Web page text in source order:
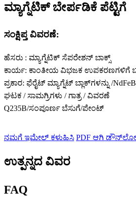
ಮ್ಯಾಗ್ನೆಟಿಕ್ ಬೇರ್ಪಡಿಕೆ ಪೆಟ್ಟಿಗೆ
ಸಂಕ್ಷಿಪ್ತ ವಿವರಣೆ:
ಹೆಸರು : ಮ್ಯಾಗ್ನೆಟಿಕ್ ಸೆಪರೇಶನ್ ಬಾಕ್ಸ್
ಕಾರ್ಯ: ಕಾಂತೀಯ ವಿಭಜಕ ಉಪಕರಣಗಳಿಗೆ
ಪ್ರಕಾರ: ಫೆರೈಟ್ ಮ್ಯಾಗ್ನೆಟ್ ಬ್ಲಾಕ್‌ಗಳನ್ನು /
ಘಟಕ / ಸಾಮಗ್ರಿಗಳು / ಗಾತ್ರ / ವಿವರಣೆ
Q235B/ಸಂಪೂರ್ಣ ಬೆಸುಗೆ/ಪೇಂಟ್
ನಮಗೆ ಇಮೇಲ್ ಕಳುಹಿಸಿ PDF ಆಗಿ
ಉತ್ಪನ್ನದ ವಿವರ
FAQ